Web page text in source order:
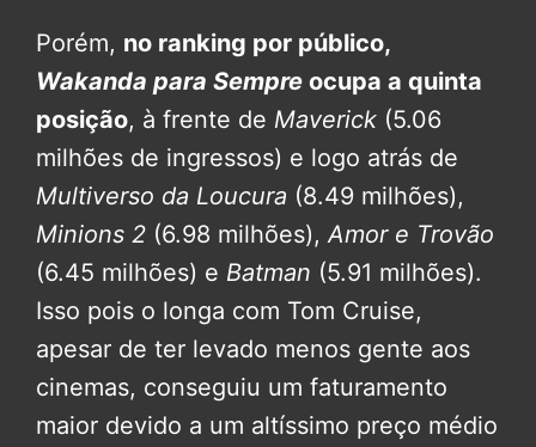
Porém, no ranking por público,
Wakanda para Sempre ocupa a quinta
posição, à frente de Maverick (5.06
milhões de ingressos) e logo atrás de
Multiverso da Loucura (8.49 milhões),
Minions 2 (6.98 milhões),Amor e Trovão
(6.45 milhões) e Batman (5.91 milhões).
Isso pois o longa com Tom Cruise,
apesar de ter levado menos gente aos
cinemas, conseguiu um faturamento
maior devido a um altíssimo preço médio